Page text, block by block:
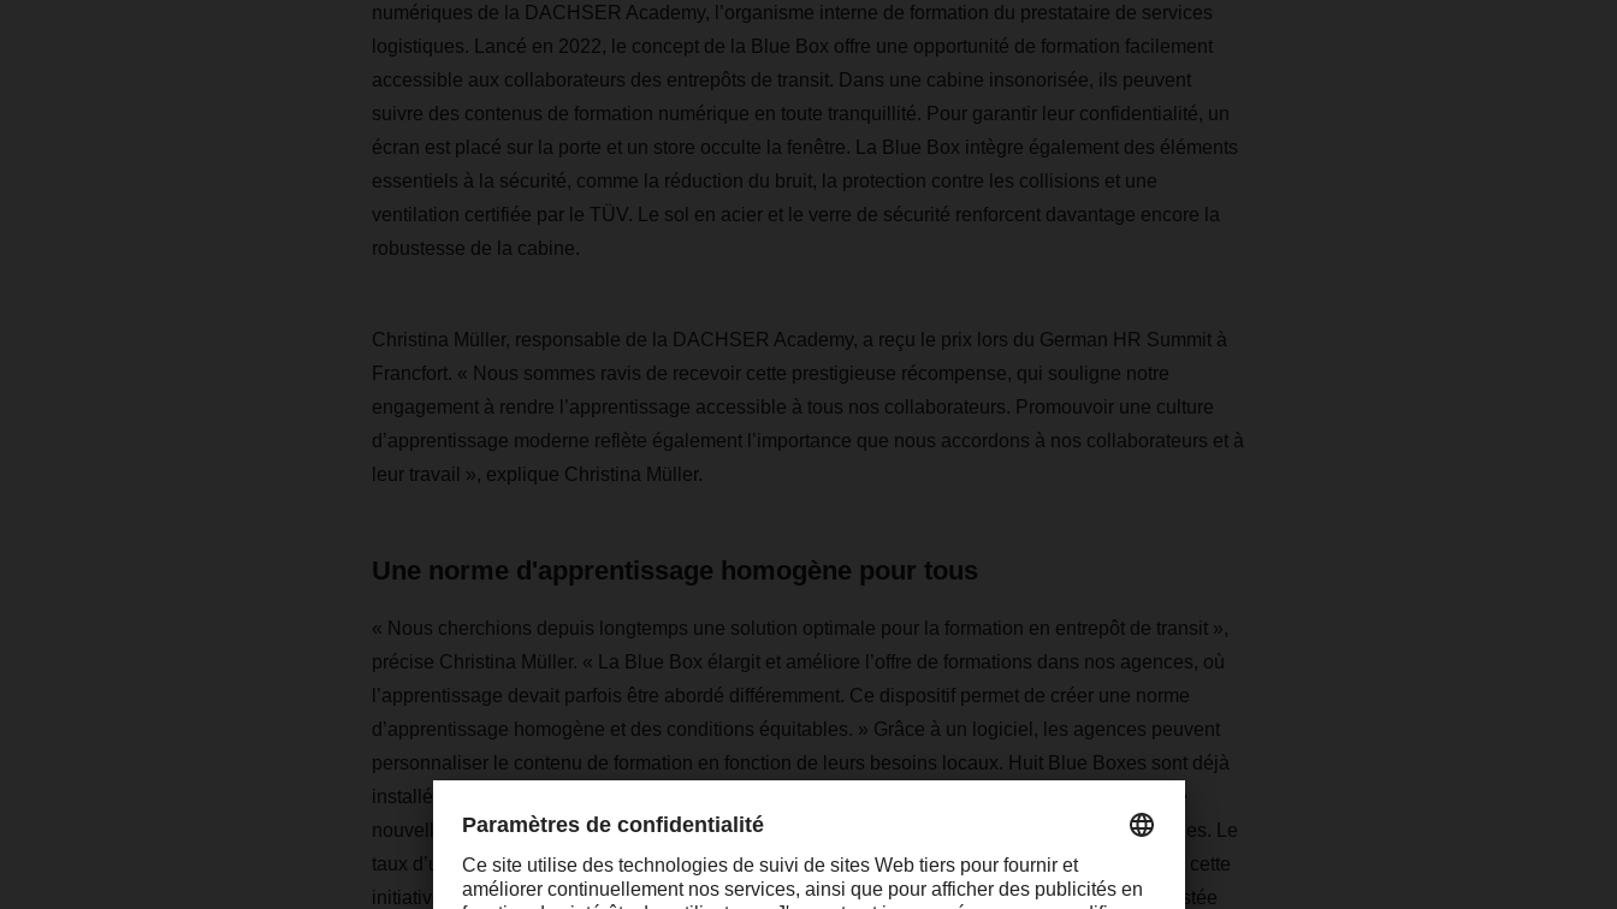
numériques de la DACHSER Academy, l’organisme interne de formation du prestataire de services
logistiques. Lancé en 2022, le concept de la Blue Box offre une opportunité de formation facilement
accessible aux collaborateurs des entrepôts de transit. Dans une cabine insonorisée, ils peuvent
suivre des contenus de formation numérique en toute tranquillité. Pour garantir leur confidentialité, un
écran est placé sur la porte et un store occulte la fenêtre. La Blue Box intègre également des éléments
essentiels à la sécurité, comme la réduction du bruit, la protection contre les collisions et une
ventilation certifiée par le TÜV. Le sol en acier et le verre de sécurité renforcent davantage encore la
robustesse de la cabine.
Christina Müller, responsable de la DACHSER Academy, a reçu le prix lors du German HR Summit à
Francfort. « Nous sommes ravis de recevoir cette prestigieuse récompense, qui souligne notre
engagement à rendre l’apprentissage accessible à tous nos collaborateurs. Promouvoir une culture
d’apprentissage moderne reflète également l’importance que nous accordons à nos collaborateurs et à
leur travail », explique Christina Müller.
Une norme d'apprentissage homogène pour tous
« Nous cherchions depuis longtemps une solution optimale pour la formation en entrepôt de transit »,
précise Christina Müller. « La Blue Box élargit et améliore l’offre de formations dans nos agences, où
l’apprentissage devait parfois être abordé différemment. Ce dispositif permet de créer une norme
d’apprentissage homogène et des conditions équitables. » Grâce à un logiciel, les agences peuvent
personnaliser le contenu de formation en fonction de leurs besoins locaux. Huit Blue Boxes sont déjà
installées dans sept agences, et environ 2 000 collaborateurs les utilisent régulièrement. Quinze
nouvelles cabines sont en cours de production, dont huit déjà affectées à des agences spécifiques. Le
taux d’utilisation mensuel élevé démontre l’accueil favorable que nos collaborateurs réservent à cette
initiative, y compris certains employés administratifs. Par ailleurs, un système de traduction assistée